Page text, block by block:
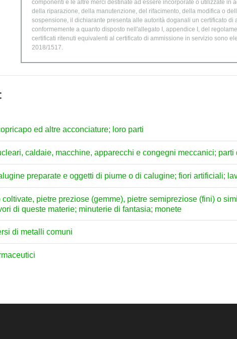
componenti e le altre merci destinate ad essere incorporate o utilizzate in
della riparazione, della manutenzione, del rifacimento, della modifica o
sospensione, il dichiarante presenta alle autorità doganali un certificato di
conformemente a quanto disposto nell'allegato I, appendice I, del
certificati ritenuti equivalenti al certificato di ammissione in servizio sono
2018/1517.
ed altre acconciature; loro parti
caldaie, macchine, apparecchi e congegni meccanici;
preparate e oggetti di piume o di calugine; fiori artificiali;
coltivate, pietre preziose (gemme), pietre semipreziose (fini) o
di queste materie; minuterie di fantasia; monete
di metalli comuni